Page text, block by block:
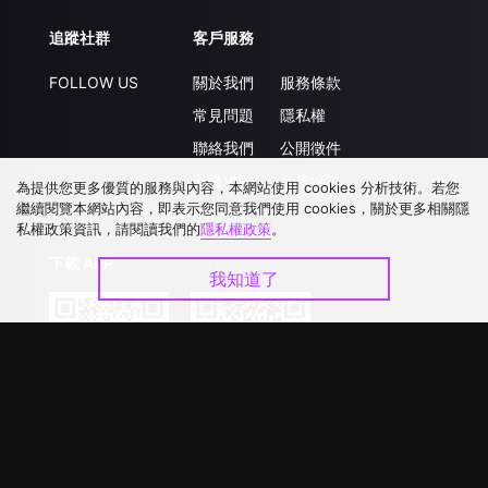
追蹤社群
FOLLOW US
客戶服務
關於我們
常見問題
聯絡我們
升級VIP
服務條款
隱私權
公開徵件
合作洽談
下載 APP
為提供您更多優質的服務與內容，本網站使用 cookies 分析技術。若您
繼續閱覽本網站內容，即表示您同意我們使用 cookies，關於更多相關隱
私權政策資訊，請閱讀我們的隱私權政策。
我知道了